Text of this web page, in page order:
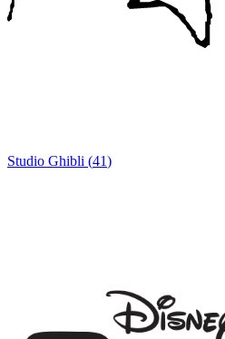
Studio Ghibli (41)